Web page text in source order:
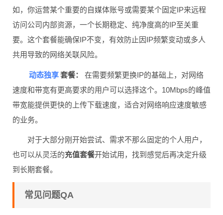
如，你运营某个重要的自媒体账号或需要某个固定IP来远程
访问公司内部资源，一个长期稳定、纯净度高的IP至关重
要。这个套餐能确保IP不变，有效防止因IP频繁变动或多人
共用导致的网络关联风险。
动态独享套餐：
在需要频繁更换IP的基础上，对网络
速度和带宽有更高要求的用户可以选择这个。10Mbps的峰值
带宽能提供更快的上传下载速度，适合对网络响应速度敏感
的业务。
对于大部分刚开始尝试、需求不那么固定的个人用户，
也可以从灵活的充值套餐开始试用，找到感觉后再决定升级
到长期套餐。
常见问题QA